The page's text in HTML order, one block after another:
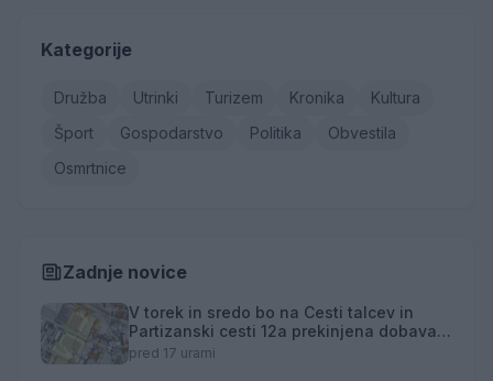
Kategorije
Družba Utrinki Turizem Kronika
Kultura
Šport
Gospodarstvo Politika
Obvestila
Osmrtnice
Zadnje novice
V torek in sredo bo na Cesti talcev in
Partizanski cesti 12a prekinjena dobava
toplotne energije
pred 17 urami